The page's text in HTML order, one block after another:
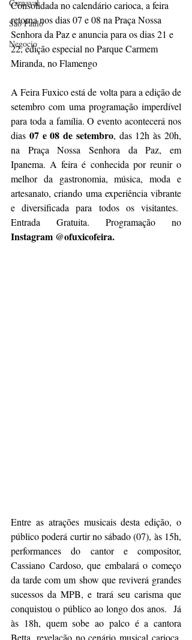
Carnaval
São Paulo
Negocio
Consolidada no calendário carioca, a feira
retorna nos dias 07 e 08 na Praça Nossa
Senhora da Paz e anuncia para os dias 21 e
22, edição especial no Parque Carmem
Miranda, no Flamengo
A Feira Fuxico está de volta para a edição de
setembro com uma programação imperdível
para toda a família. O evento acontecerá nos
dias 07 e 08 de setembro, das 12h às 20h,
na Praça Nossa Senhora da Paz, em
Ipanema. A feira é conhecida por reunir o
melhor da gastronomia, música, moda e
artesanato, criando uma experiência vibrante
e diversificada para todos os visitantes.
Instagram @ofuxicofeira.
Entre as atrações musicais desta edição, o
público poderá curtir no sábado (07), às 15h,
performances do cantor e compositor,
Cassiano Cardoso, que embalará o começo
da tarde com um show que reviverá grandes
sucessos da MPB, e trará seu carisma que
conquistou o público ao longo dos anos.  Já
às 18h, quem sobe ao palco é a cantora
Betta, revelação no cenário musical carioca,